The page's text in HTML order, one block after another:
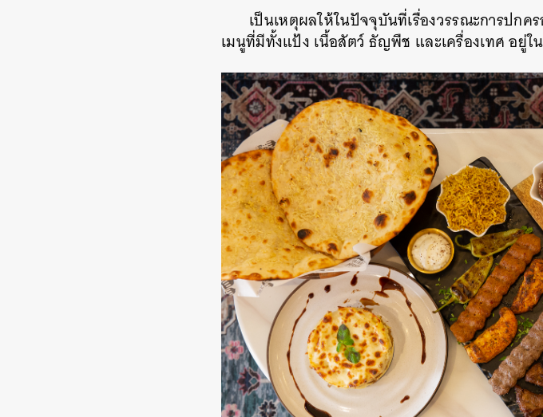
เป็นเหตุผลให้ในปัจจุบันที่เรื่องวรรณะการปก
เมนูที่มีทั้งแป้ง เนื้อสัตว์ ธัญพืช และเครื่องเทศ อยู่ใ
ค้นหา
SHARE TWEET